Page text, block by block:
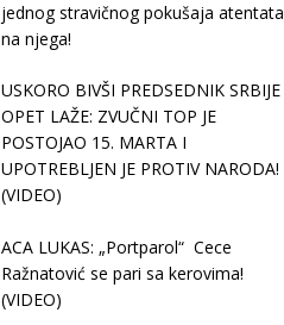
jednog stravičnog pokušaja atentata
na njega!
USKORO BIVŠI PREDSEDNIK SRBIJE
OPET LAŽE: ZVUČNI TOP JE
POSTOJAO 15. MARTA I
UPOTREBLJEN JE PROTIV NARODA!
(VIDEO)
ACA LUKAS: „Portparol“ Cece
Ražnatović se pari sa kerovima!
(VIDEO)